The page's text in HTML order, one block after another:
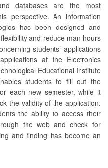
databases are the most
perspective. An information
has been designed and
and reduce man-hours
students’ applications
at the Electronics
Educational Institute
students to fill out the
each new semester, while it
the validity of the application.
the ability to access their
the web and check for
and finding has become an